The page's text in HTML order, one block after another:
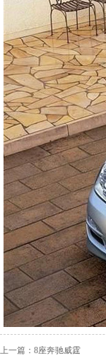
上一篇： 8座奔驰威霆